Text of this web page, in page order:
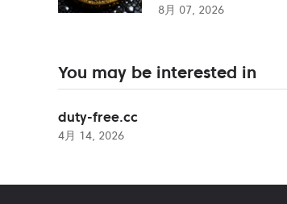
8月 07, 2026
You may be interested in
duty-free.cc
4月 14, 2026